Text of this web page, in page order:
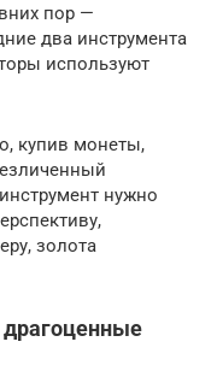
пор —
два инструмента
используют
купив монеты,
нужно
золота